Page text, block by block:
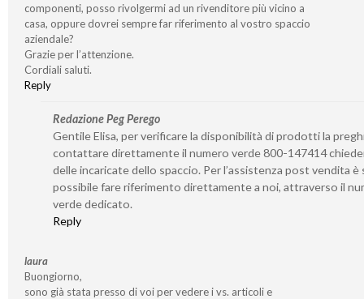
componenti, posso rivolgermi ad un rivenditore più vicino a
casa, oppure dovrei sempre far riferimento al vostro spaccio
aziendale?
Grazie per l’attenzione.
Cordiali saluti.
Reply
Redazione Peg Perego
Gentile Elisa, per verificare la disponibilità di prodotti la
contattare direttamente il numero verde 800-147414
delle incaricate dello spaccio. Per l’assistenza post vendita è
possibile fare riferimento direttamente a noi, attraverso il
verde dedicato.
Reply
laura
Buongiorno,
sono già stata presso di voi per vedere i vs. articoli e